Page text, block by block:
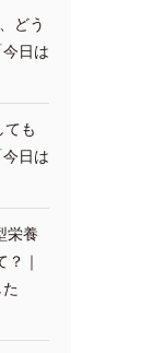
どう
日は
も
日は
栄養
｜